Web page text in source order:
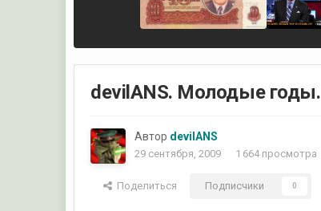
devilANS. Молодые годы.
Автор devilANS
29 сентября, 2009 1 664 просмотра
Поделиться Подписчики 0